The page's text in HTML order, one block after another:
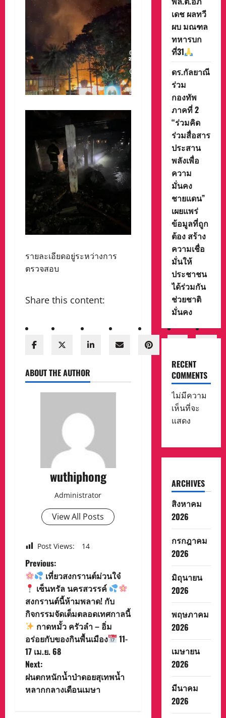
รายละเอียดอยู่ระหว่างการ
ตรวจสอบ
Share this content:
ABOUT THE AUTHOR
wuthiphong
Administrator
View All Posts
Post Views: 14
P
o
s
t
n
a
v
Previous:
เที่ยวสงกรานต์ม่วนใจ๋
เซ็นทรัล นครสวรรค์
สงกรานต์นี้ห้ามพลาด! กับ
กิจกรรมจัดเต็มตลอดเทศกาลนี้
กาดหมั้ว ครัวลำ – อิ่ม
อร่อยกับของกินพื้นเมือง
11-
17 เม.ย. 68
Next:
ฝนตกหนักน้ำป่าดอยสุเทพน้ำ
หลากกลางเดือนเมษา
เดช ผลทวี
ผบ มณฑล
ทหารบก
ที่31
ดร.กัลยาณี
ร่วม
กองทัพ
ภาคที่ 2
“ร่วมคิด
ร่วมสื่อสาร
ประสาน
พลังเพื่อ
ความ
มั่นคง
ชายแดน”
เผยแพร่
ข้อมูลที่ถูก
ต้อง สร้าง
ความเชื่อ
มั่นให้
ประชาชน
ได้ร่วมกัน
ช่วยชาติ
มั่นคง
RECENT
COMMENTS
ไม่มีความ
เห็นที่จะ
แสดง
ARCHIVES
สิงหาคม
2026
กรกฎาคม
2026
มิถุนายน
2026
พฤษภาคม
2026
เมษายน
2026
มีนาคม
2026